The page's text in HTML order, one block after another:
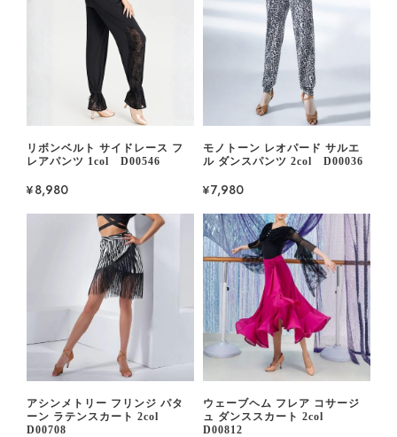
リボンベルト サイドレース フ
レアパンツ 1col D00546
¥8,980
モノトーン レオパード サルエ
ル ダンスパンツ 2col D00036
¥7,980
アシンメトリー フリンジ パタ
ーン ラテンスカート 2col
D00708
ウェーブヘム フレア コサージ
ュ ダンススカート 2col
D00812